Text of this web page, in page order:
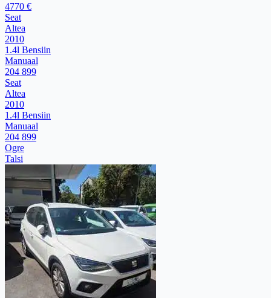
4770 €
Seat
Altea
2010
1.4l Bensiin
Manuaal
204 899
Seat
Altea
2010
1.4l Bensiin
Manuaal
204 899
Ogre
Talsi